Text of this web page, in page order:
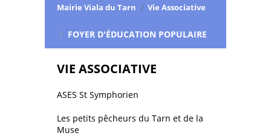
Mairie Viala du Tarn / Vie Associative
/ FOYER D'ÉDUCATION POPULAIRE
VIE ASSOCIATIVE
ASES St Symphorien
Les petits pêcheurs du Tarn et de la
Muse